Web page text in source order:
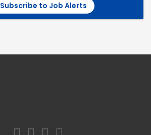
Subscribe to Job Alerts